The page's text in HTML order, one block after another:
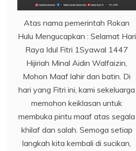
Atas nama pemerintah Rokan
Hulu Mengucapkan : Selamat Hari
Raya Idul Fitri 1Syawal 1447
Hijiriah Minal Aidin Walfaizin,
Mohon Maaf lahir dan batin. Di
hari yang Fitri ini, kami sekeluarga
memohon keiklasan untuk
membuka pintu maaf atas segala
khilaf dan salah. Semoga setiap
langkah kita kembali di sucikan,